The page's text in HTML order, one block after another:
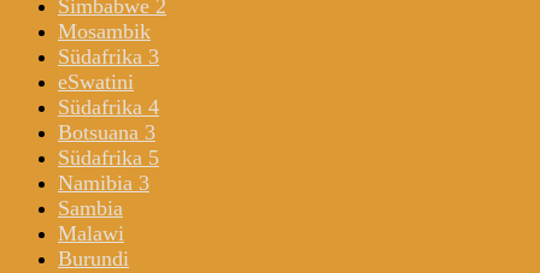
Simbabwe 2
Mosambik
Südafrika 3
eSwatini
Südafrika 4
Botsuana 3
Südafrika 5
Namibia 3
Sambia
Malawi
Burundi